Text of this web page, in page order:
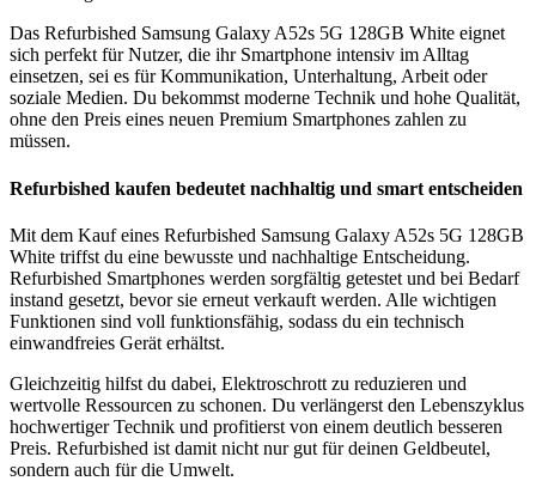
Das Refurbished Samsung Galaxy A52s 5G 128GB White eignet
sich perfekt für Nutzer, die ihr Smartphone intensiv im Alltag
einsetzen, sei es für Kommunikation, Unterhaltung, Arbeit oder
soziale Medien. Du bekommst moderne Technik und hohe Qualität,
ohne den Preis eines neuen Premium Smartphones zahlen zu
müssen.
Refurbished kaufen bedeutet nachhaltig und smart entscheiden
Mit dem Kauf eines Refurbished Samsung Galaxy A52s 5G 128GB
White triffst du eine bewusste und nachhaltige Entscheidung.
Refurbished Smartphones werden sorgfältig getestet und bei Bedarf
instand gesetzt, bevor sie erneut verkauft werden. Alle wichtigen
Funktionen sind voll funktionsfähig, sodass du ein technisch
einwandfreies Gerät erhältst.
Gleichzeitig hilfst du dabei, Elektroschrott zu reduzieren und
wertvolle Ressourcen zu schonen. Du verlängerst den Lebenszyklus
hochwertiger Technik und profitierst von einem deutlich besseren
Preis. Refurbished ist damit nicht nur gut für deinen Geldbeutel,
sondern auch für die Umwelt.